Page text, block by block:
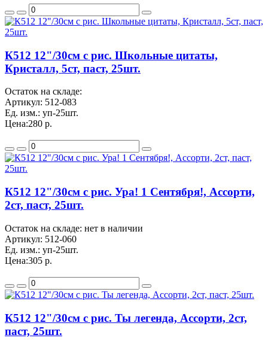
К512 12"/30см с рис. Школьные цитаты,
Кристалл, 5ст, паст, 25шт.
Остаток на складе:
Артикул: 512-083
Ед. изм.: уп-25шт.
Цена:280 р.
К512 12"/30см с рис. Ура! 1 Сентября!, Ассорти,
2ст, паст, 25шт.
Остаток на складе: нет в наличии
Артикул: 512-060
Ед. изм.: уп-25шт.
Цена:305 р.
К512 12"/30см с рис. Ты легенда, Ассорти, 2ст,
паст, 25шт.